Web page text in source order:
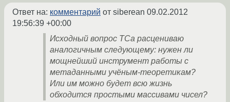
Ответ на: комментарий от siberean 09.02.2012
19:56:39 +00:00
Исходный вопрос ТСа расцениваю
аналогичным следующему: нужен ли
мощнейший инструмент работы с
метаданными учёным-теоретикам?
Или им можно будет всю жизнь
обходится простыми массивами чисел?